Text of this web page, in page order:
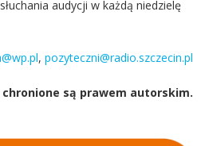
audycji w każdą niedzielę
,pozyteczni@radio.szczecin.pl
są prawem autorskim.